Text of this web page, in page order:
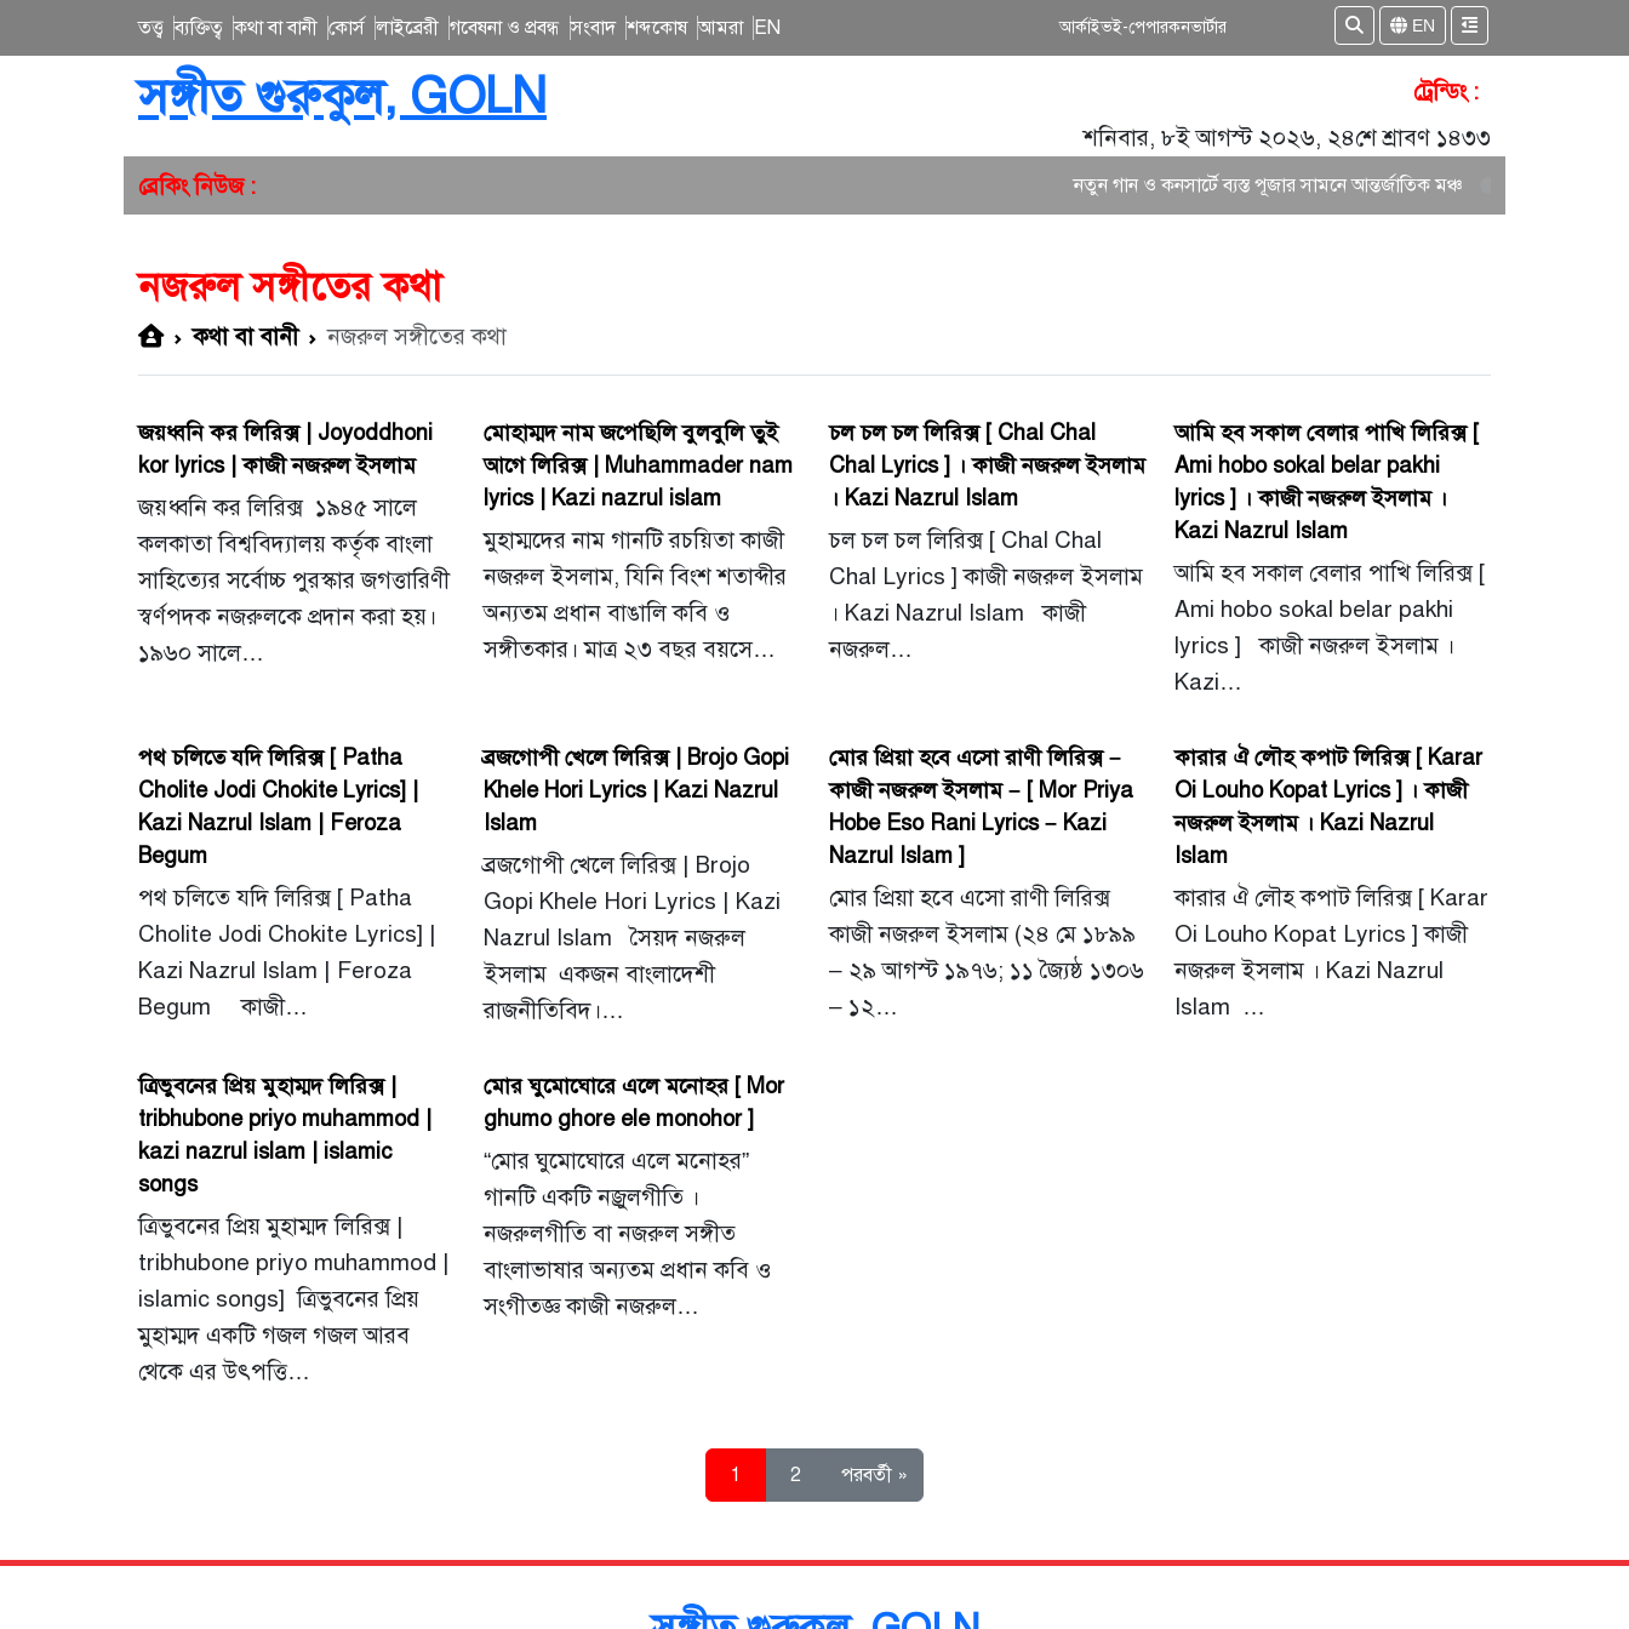
তত্ত্ব ব্যক্তিত্ব কথা বা বানী কোর্স লাইব্রেরী গবেষনা ও প্রবন্ধ সংবাদ শব্দকোষ আমরা EN আর্কাইভই-পেপারকনভার্টার EN
সঙ্গীত গুরুকুল, GOLN
ট্রেন্ডিং :
শনিবার, ৮ই আগস্ট ২০২৬, ২৪শে শ্রাবণ ১৪৩৩
ব্রেকিং নিউজ :
নতুন গান ও কনসার্টে ব্যস্ত পূজার সামনে আন্তর্জাতিক মঞ্চ
নজরুল সঙ্গীতের কথা
কথা বা বানী নজরুল সঙ্গীতের কথা
জয়ধ্বনি কর লিরিক্স | Joyoddhoni
kor lyrics | কাজী নজরুল ইসলাম
জয়ধ্বনি কর লিরিক্স ১৯৪৫ সালে
কলকাতা বিশ্ববিদ্যালয় কর্তৃক বাংলা
সাহিত্যের সর্বোচ্চ পুরস্কার জগত্তারিণী
স্বর্ণপদক নজরুলকে প্রদান করা হয়।
১৯৬০ সালে…
মোহাম্মদ নাম জপেছিলি বুলবুলি তুই
আগে লিরিক্স | Muhammader nam
lyrics | Kazi nazrul islam
মুহাম্মদের নাম গানটি রচয়িতা কাজী
নজরুল ইসলাম, যিনি বিংশ শতাব্দীর
অন্যতম প্রধান বাঙালি কবি ও
সঙ্গীতকার। মাত্র ২৩ বছর বয়সে…
চল চল চল লিরিক্স [ Chal Chal
Chal Lyrics ] । কাজী নজরুল ইসলাম
। Kazi Nazrul Islam
চল চল চল লিরিক্স [ Chal Chal
Chal Lyrics ] কাজী নজরুল ইসলাম
। Kazi Nazrul Islam কাজী
নজরুল…
আমি হব সকাল বেলার পাখি লিরিক্স [
Ami hobo sokal belar pakhi
lyrics ] । কাজী নজরুল ইসলাম ।
Kazi Nazrul Islam
আমি হব সকাল বেলার পাখি লিরিক্স [
Ami hobo sokal belar pakhi
lyrics ] কাজী নজরুল ইসলাম ।
Kazi…
পথ চলিতে যদি লিরিক্স [ Patha
Cholite Jodi Chokite Lyrics] |
Kazi Nazrul Islam | Feroza
Begum
পথ চলিতে যদি লিরিক্স [ Patha
Cholite Jodi Chokite Lyrics] |
Kazi Nazrul Islam | Feroza
Begum কাজী…
ব্রজগোপী খেলে লিরিক্স | Brojo Gopi
Khele Hori Lyrics | Kazi Nazrul
Islam
ব্রজগোপী খেলে লিরিক্স | Brojo
Gopi Khele Hori Lyrics | Kazi
Nazrul Islam সৈয়দ নজরুল
ইসলাম একজন বাংলাদেশী
রাজনীতিবিদ।…
মোর প্রিয়া হবে এসো রাণী লিরিক্স –
কাজী নজরুল ইসলাম – [ Mor Priya
Hobe Eso Rani Lyrics – Kazi
Nazrul Islam ]
মোর প্রিয়া হবে এসো রাণী লিরিক্স
কাজী নজরুল ইসলাম (২৪ মে ১৮৯৯
– ২৯ আগস্ট ১৯৭৬; ১১ জ্যৈষ্ঠ ১৩০৬
– ১২…
কারার ঐ লৌহ কপাট লিরিক্স [ Karar
Oi Louho Kopat Lyrics ] । কাজী
নজরুল ইসলাম । Kazi Nazrul
Islam
কারার ঐ লৌহ কপাট লিরিক্স [ Karar
Oi Louho Kopat Lyrics ] কাজী
নজরুল ইসলাম । Kazi Nazrul
Islam …
ত্রিভুবনের প্রিয় মুহাম্মদ লিরিক্স |
tribhubone priyo muhammod |
kazi nazrul islam | islamic
songs
ত্রিভুবনের প্রিয় মুহাম্মদ লিরিক্স |
tribhubone priyo muhammod |
islamic songs] ত্রিভুবনের প্রিয়
মুহাম্মদ একটি গজল গজল আরব
থেকে এর উৎপত্তি…
মোর ঘুমোঘোরে এলে মনোহর [ Mor
ghumo ghore ele monohor ]
“মোর ঘুমোঘোরে এলে মনোহর”
গানটি একটি নজ্রুলগীতি ।
নজরুলগীতি বা নজরুল সঙ্গীত
বাংলাভাষার অন্যতম প্রধান কবি ও
সংগীতজ্ঞ কাজী নজরুল…
1 2 পরবর্তী »